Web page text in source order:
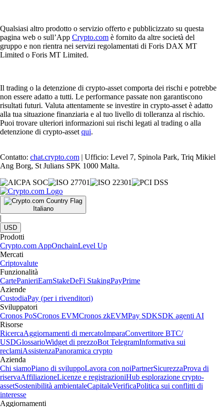
Qualsiasi altro prodotto o servizio offerto e pubblicizzato su questa
pagina web o sull’App Crypto.com è fornito da altre società del
gruppo e non rientra nei servizi regolamentati di Foris DAX MT
Limited o Foris MT Limited.
Il trading o la detenzione di crypto-asset comporta dei rischi e potrebbe
non essere adatto a tutti. Le performance passate non garantiscono
risultati futuri. Valuta attentamente se investire in crypto-asset è adatto
alla tua situazione finanziaria e al tuo livello di tolleranza al rischio.
Puoi trovare ulteriori informazioni sui rischi legati al trading o alla
detenzione di crypto-asset qui.
Contatto: chat.crypto.com | Ufficio: Level 7, Spinola Park, Triq Mikiel
Ang Borg, St Julians SPK 1000 Malta.
Italiano
|
USD
Prodotti
Crypto.com AppOnchainLevel Up
Mercati
Criptovalute
Funzionalità
CartePanieriEarnStakeDeFi StakingPayPrime
Aziende
CustodiaPay (per i rivenditori)
Sviluppatori
Cronos PoSCronos EVMCronos zkEVMPay SDKSDK agenti AI
Risorse
RicercaAggiornamenti di mercatoImparaConvertitore BTC/
USDGlossarioWidget di prezzoBot TelegramInformativa sui
reclamiAssistenzaPanoramica crypto
Azienda
Chi siamoPiano di sviluppoLavora con noiPartnerSicurezzaProva di
riservaAffiliazioneLicenze e registrazioniHub esplorazione crypto-
assetSostenibilità ambientaleCapitaleVerificaPolitica sui conflitti di
interesse
Aggiornamenti